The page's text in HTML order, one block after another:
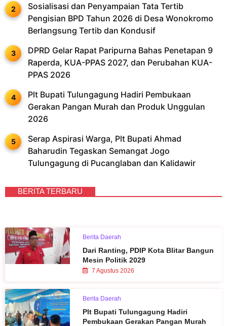
Sosialisasi dan Penyampaian Tata Tertib
Pengisian BPD Tahun 2026 di Desa Wonokromo
Berlangsung Tertib dan Kondusif
DPRD Gelar Rapat Paripurna Bahas Penetapan 9
Raperda, KUA-PPAS 2027, dan Perubahan KUA-
PPAS 2026
Plt Bupati Tulungagung Hadiri Pembukaan
Gerakan Pangan Murah dan Produk Unggulan
2026
Serap Aspirasi Warga, Plt Bupati Ahmad
Baharudin Tegaskan Semangat Jogo
Tulungagung di Pucanglaban dan Kalidawir
BERITA TERBARU
Berita Daerah
Dari Ranting, PDIP Kota Blitar Bangun
Mesin Politik 2029
7 Agustus 2026
Berita Daerah
Plt Bupati Tulungagung Hadiri
Pembukaan Gerakan Pangan Murah